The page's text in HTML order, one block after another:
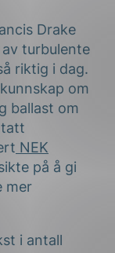
Drake
turbulente
riktig i dag.
om
ballast om
tatt
NEK
på å gi
mer
i antall